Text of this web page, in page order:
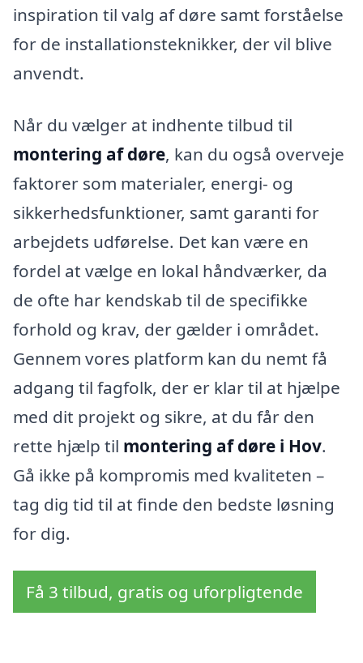
inspiration til valg af døre samt forståelse
for de installationsteknikker, der vil blive
anvendt.
Når du vælger at indhente tilbud til
montering af døre, kan du også overveje
faktorer som materialer, energi- og
sikkerhedsfunktioner, samt garanti for
arbejdets udførelse. Det kan være en
fordel at vælge en lokal håndværker, da
de ofte har kendskab til de specifikke
forhold og krav, der gælder i området.
Gennem vores platform kan du nemt få
adgang til fagfolk, der er klar til at hjælpe
med dit projekt og sikre, at du får den
rette hjælp til montering af døre i Hov.
Gå ikke på kompromis med kvaliteten –
tag dig tid til at finde den bedste løsning
for dig.
Få 3 tilbud, gratis og uforpligtende